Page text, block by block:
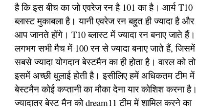
है कि इस बीच का जो एवरेज रन है 101 का है। आर्य T10
ब्लास्ट मुकाबला है। यानी एवरेज रन बहुत ही ज्यादा है और
आप जानते होंगे। T10 ब्लास्ट में ज्यादा रन बनाए जाते हैं।
लगभग सभी मैच में 100 रन से ज्यादा बनाए जाते हैं, जिसमें
सबसे ज्यादा योगदान बेस्टमैन का ही होता है। वारल को तो
इसमें अच्छी धुलाई होती है। इसीलिए हमें अधिकतम टीम में
बेस्टमैन कोई कप्तानी का मौका देना यार कोशिश करना है।
ज्यादातर बेस्ट मैन को dream11 टीम में शामिल करने का